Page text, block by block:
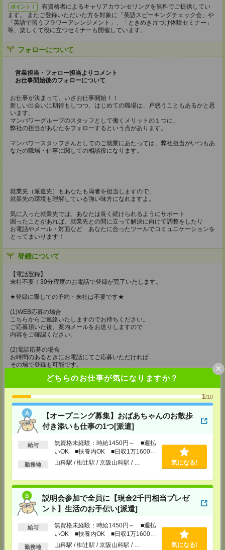
どちらのお仕事が気になりますか？
1/10
【オープニング募集】おばあちゃんのお散歩
付き添いも仕事の1つ[派遣]
給与
無資格未経験：時給1450円～ ■週払
いOK ■扶養内OK ■日収1万1600円
以上
勤務地 山科駅 / 椥辻駅 / 京阪山科駅 / … 気になる!
説明会参加で全員に【現金2千円相当プレゼ
ント】生活のお手伝い[派遣]
給与
無資格未経験：時給1450円～ ■週払
いOK ■扶養内OK ■日収1万1600円
以上
勤務地 山科駅 / 椥辻駅 / 京阪山科駅 / … 気になる!
×
ポイント！
有資格者によるキャリアカウンセリングを無料でご提供してい
ます。 またご登録いただいた方を対象に「英語スピーキングチェック会」や
「英語で習うフラワーアレンジメント」、「ときめき片づけ体験セミナー」
等、楽しくて役に立つセミナーも開催しています。
フォローについて
営業担当・フォロー担当よりコメント
お仕事開始後のフォローについて
お仕事が決まって、いざお仕事開始！！
新しい出会いに期待もしつつ、はじめての職場は、戸惑うこともあるかと思
います。
マンパワーグループのスタッフとして働くメリットの１つに、
弊社の担当があなたをフォローするという点があります。
マンパワースタッフさんとしてのご就業にあたっては、弊社担当がいつもあ
なたの職場・仕事に関しての相談役になります。
就業先（派遣先）もあなたも両者を担当しますので、
就業先の環境も理解している強い味方になれますよ。
気に入った就業先では、あなたは長く続けられるようにサポート
困ったことがあれば、就業先との間に立って解決に向けて調整をしたり
お電話やメール・対面など あなたに合ったツールでコミュニケーションを
とってまいります！
登録について
【電話登録】
来社不要！30分程度のお電話で登録が完了いたします。
★登録に際しての予約・来社は不要です★
(1)WEB応募の場合
こちらからご連絡いたしますのでお待ちください。
ご応募頂いた後、案内メールをお送りしますので
内容をご確認ください。
(2)電話応募の場合
お時間のあるときにお電話にてご応募いただければ
その場で登録も可能です。
【電話登録】
弊社HPよりマイページ作成をお願いします
電話での登録の際に、マイページ作成をいただいた旨をお伝えください。
所要時間
【電話登録】30分程度
・経験やご希望などをインタビュー
・お仕事のご紹介など
CS大阪支店
大阪府大阪市北区堂島2-2-2 近鉄堂島ビル11ＦMAP
TEL：0120-923-052
MAIL：CS_OSAKA@manpowergroup.jp
〒542-0076